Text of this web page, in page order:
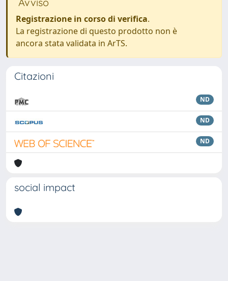
Registrazione in corso di verifica.
La registrazione di questo prodotto non è
ancora stata validata in ArTS.
Citazioni
ND
ND
ND
social impact